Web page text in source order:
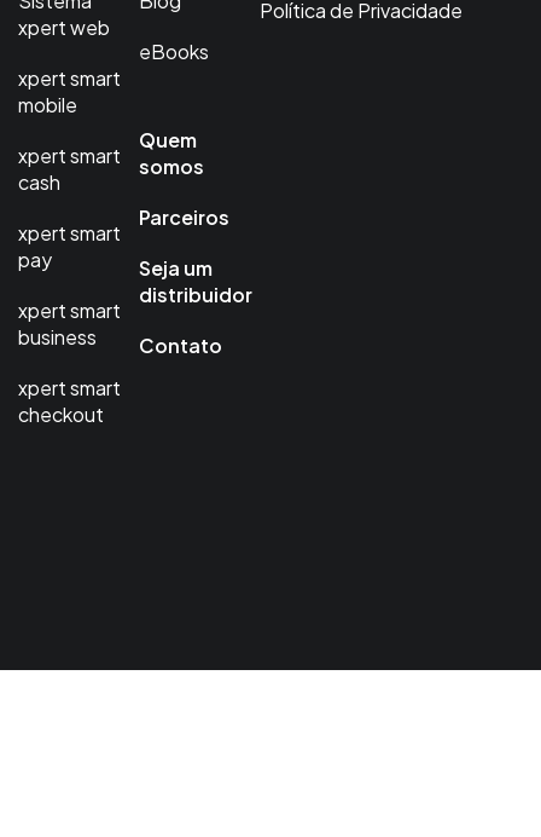
xpert web
xpert smart
mobile
xpert smart
cash
xpert smart
pay
xpert smart
business
xpert smart
checkout
eBooks
Quem
somos
Parceiros
Seja um
distribuidor
Contato
Política de Privacidade